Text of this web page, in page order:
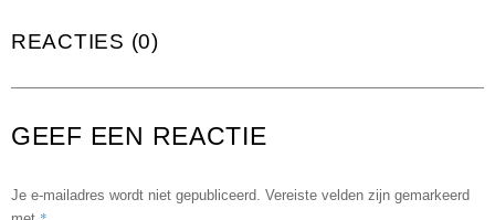
REACTIES (0)
GEEF EEN REACTIE
Je e-mailadres wordt niet gepubliceerd. Vereiste velden zijn gemarkeerd